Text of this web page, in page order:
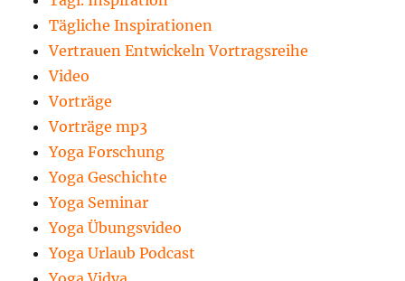
Tägliche Inspirationen
Vertrauen Entwickeln Vortragsreihe
Video
Vorträge
Vorträge mp3
Yoga Forschung
Yoga Geschichte
Yoga Seminar
Yoga Übungsvideo
Yoga Urlaub Podcast